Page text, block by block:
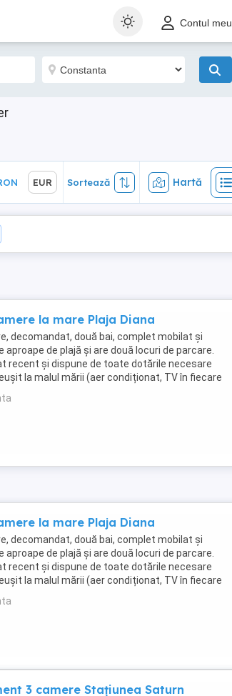
Contul meu
Hartă
EUR Sortează Hartă
la mare Plaja Diana
decomandat, două bai, complet mobilat și
de plajă și are două locuri de parcare.
recent și dispune de toate dotările necesare
la malul mării (aer condiționat, TV în fiecare
...
la mare Plaja Diana
decomandat, două bai, complet mobilat și
de plajă și are două locuri de parcare.
recent și dispune de toate dotările necesare
la malul mării (aer condiționat, TV în fiecare
...
3 camere Stațiunea Saturn